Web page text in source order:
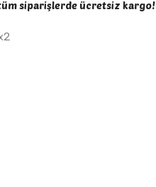
siparişlerde ücretsiz kargo!